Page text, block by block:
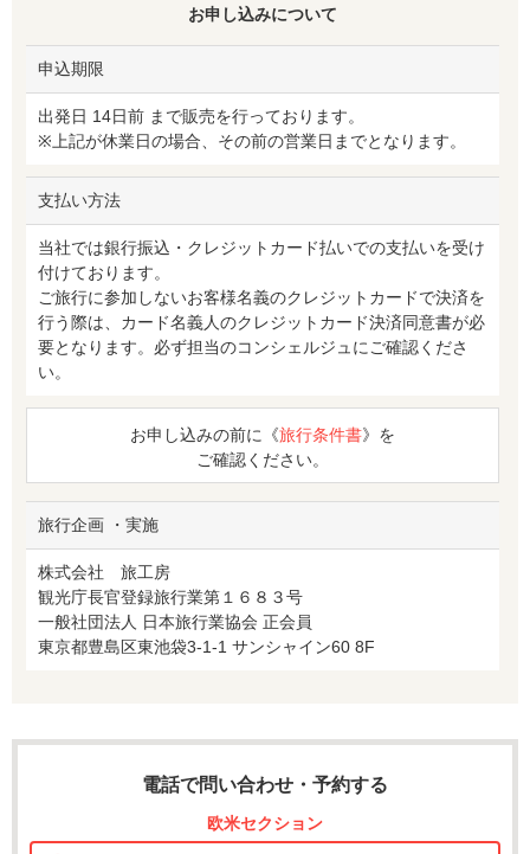
お申し込みについて
申込期限
出発日 14日前 まで販売を行っております。
※上記が休業日の場合、その前の営業日までとなります。
支払い方法
当社では銀行振込・クレジットカード払いでの支払いを受け
付けております。
ご旅行に参加しないお客様名義のクレジットカードで決済を
行う際は、カード名義人のクレジットカード決済同意書が必
要となります。必ず担当のコンシェルジュにご確認くださ
い。
お申し込みの前に《旅行条件書》を
ご確認ください。
旅行企画 ・実施
株式会社 旅工房
観光庁長官登録旅行業第１６８３号
一般社団法人 日本旅行業協会 正会員
東京都豊島区東池袋3-1-1 サンシャイン60 8F
電話で問い合わせ・予約する
欧米セクション